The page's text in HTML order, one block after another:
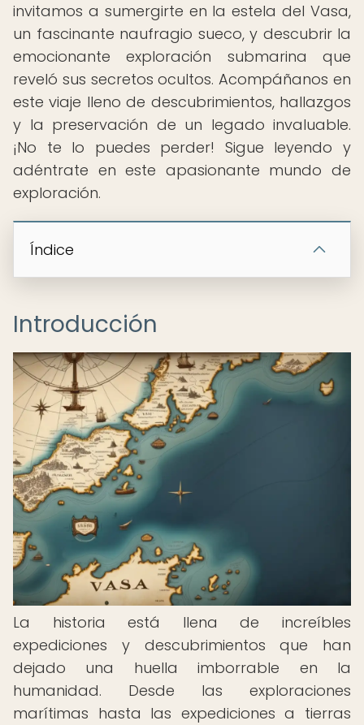
invitamos a sumergirte en la estela del Vasa,
un fascinante naufragio sueco, y descubrir la
emocionante exploración submarina que
reveló sus secretos ocultos. Acompáñanos en
este viaje lleno de descubrimientos, hallazgos
y la preservación de un legado invaluable.
¡No te lo puedes perder! Sigue leyendo y
adéntrate en este apasionante mundo de
exploración.
Índice
Introducción
La historia está llena de increíbles
expediciones y descubrimientos que han
dejado una huella imborrable en la
humanidad. Desde las exploraciones
marítimas hasta las expediciones a tierras